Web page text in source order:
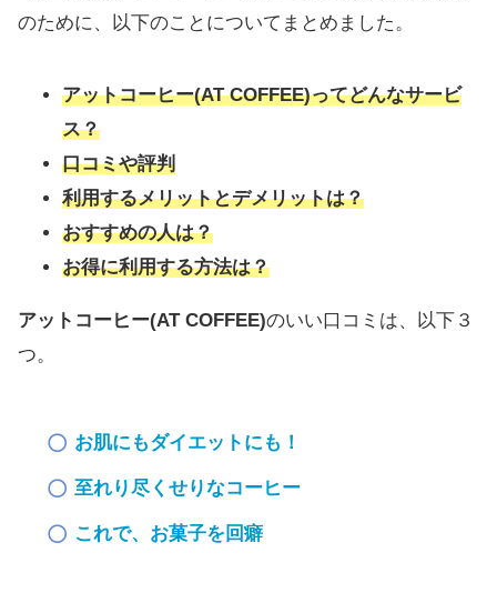
のために、以下のことについてまとめました。
アットコーヒー(AT COFFEE)ってどんなサービ
ス？
口コミや評判
利用するメリットとデメリットは？
おすすめの人は？
お得に利用する方法は？
アットコーヒー(AT COFFEE)のいい口コミは、以下３
つ。
お肌にもダイエットにも！
至れり尽くせりなコーヒー
これで、お菓子を回癖